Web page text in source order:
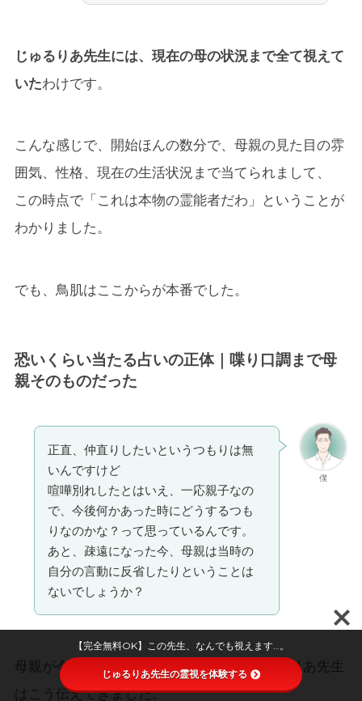
じゅるりあ先生には、現在の母の状況まで全て視えて
いたわけです。
こんな感じで、開始ほんの数分で、母親の見た目の雰
囲気、性格、現在の生活状況まで当てられまして、
この時点で「これは本物の霊能者だわ」ということが
わかりました。
でも、鳥肌はここからが本番でした。
恐いくらい当たる占いの正体｜喋り口調まで母
親そのものだった
僕
正直、仲直りしたいというつもりは無
いんですけど
喧嘩別れしたとはいえ、一応親子なの
で、今後何かあった時にどうするつも
りなのかな？って思っているんです。
あと、疎遠になった今、母親は当時の
自分の言動に反省したりということは
ないでしょうか？
母親が今どう思っているかを聞くと、じゅるりあ先生
はこう伝えてきました。
【完全無料OK】この先生、なんでも視えます…。
じゅるりあ先生の霊視を体験する